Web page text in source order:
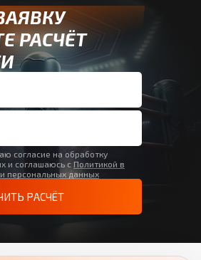
РАСЧЁТ
согласие на обработку
и соглашаюсь с Политикой в
персональных данных
РАСЧЁТ